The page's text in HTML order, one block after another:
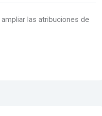
las atribuciones de